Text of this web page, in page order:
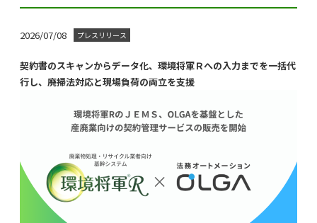
2026/07/08 プレスリリース
契約書のスキャンからデータ化、 環境将軍Ｒへの入力までを一括代
行し、廃掃法対応と現場負荷の両立を支援